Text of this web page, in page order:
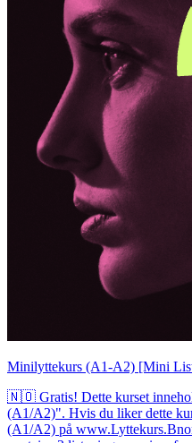
Minilyttekurs (A1-A2) [Mini
🇳🇴 Gratis! Dette kurset
(A1/A2)". Hvis du liker dette
(A1/A2) på